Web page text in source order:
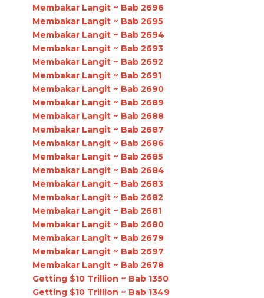
Membakar Langit ~ Bab 2696
Membakar Langit ~ Bab 2695
Membakar Langit ~ Bab 2694
Membakar Langit ~ Bab 2693
Membakar Langit ~ Bab 2692
Membakar Langit ~ Bab 2691
Membakar Langit ~ Bab 2690
Membakar Langit ~ Bab 2689
Membakar Langit ~ Bab 2688
Membakar Langit ~ Bab 2687
Membakar Langit ~ Bab 2686
Membakar Langit ~ Bab 2685
Membakar Langit ~ Bab 2684
Membakar Langit ~ Bab 2683
Membakar Langit ~ Bab 2682
Membakar Langit ~ Bab 2681
Membakar Langit ~ Bab 2680
Membakar Langit ~ Bab 2679
Membakar Langit ~ Bab 2697
Membakar Langit ~ Bab 2678
Getting $10 Trillion ~ Bab 1350
Getting $10 Trillion ~ Bab 1349